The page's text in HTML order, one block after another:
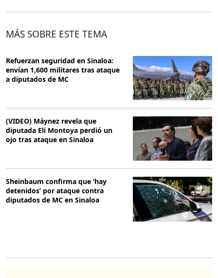
MÁS SOBRE ESTE TEMA
Refuerzan seguridad en Sinaloa:
envían 1,600 militares tras ataque
a diputados de MC
(VIDEO) Máynez revela que
diputada Eli Montoya perdió un
ojo tras ataque en Sinaloa
Sheinbaum confirma que ‘hay
detenidos’ por ataque contra
diputados de MC en Sinaloa